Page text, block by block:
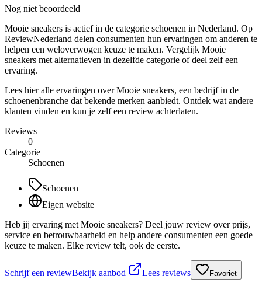
Nog niet beoordeeld
Mooie sneakers is actief in de categorie schoenen in Nederland. Op
ReviewNederland delen consumenten hun ervaringen om anderen te
helpen een weloverwogen keuze te maken. Vergelijk Mooie
sneakers met alternatieven in dezelfde categorie of deel zelf een
ervaring.
Lees hier alle ervaringen over Mooie sneakers, een bedrijf in de
schoenenbranche dat bekende merken aanbiedt. Ontdek wat andere
klanten vinden en kun je zelf een review achterlaten.
Reviews
0
Categorie
Schoenen
Schoenen
Eigen website
Heb jij ervaring met Mooie sneakers? Deel jouw review over prijs,
service en betrouwbaarheid en help andere consumenten een goede
keuze te maken. Elke review telt, ook de eerste.
Schrijf een reviewBekijk aanbod Lees reviews Favoriet